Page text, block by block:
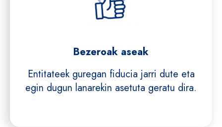
Bezeroak aseak
Entitateek guregan fiducia jarri dute eta
egin dugun lanarekin asetuta geratu dira.